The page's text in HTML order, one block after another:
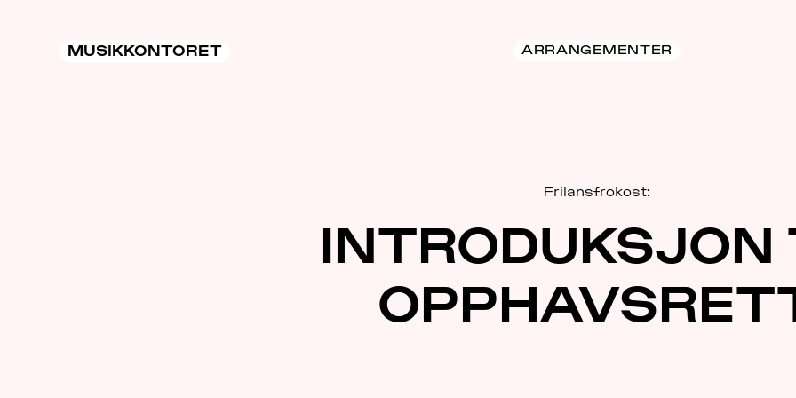
MUSIKKONTORET ARRANGEMENTER
Frilansfrokost:
INTRODUKSJON